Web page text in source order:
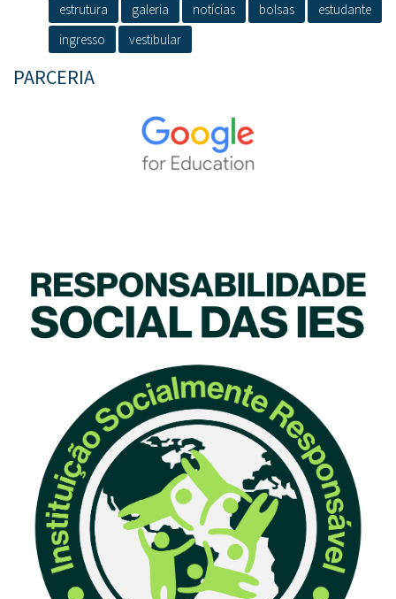
estrutura
galeria notícias bolsas
estudante
ingresso
vestibular
PARCERIA